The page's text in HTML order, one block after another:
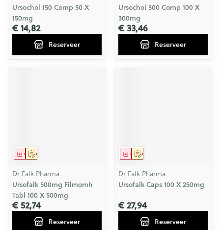
Ursochol 150 Comp 50 X
150mg
€ 14,82
Reserveer
Ursochol 300 Comp 100 X
300mg
€ 33,46
Reserveer
Op voorschrift
Geneesmiddel
Dr Falk Pharma
Ursofalk 500mg Filmomh
Tabl 100 X 500mg
€ 52,74
Reserveer
Op voorschrift
Geneesmiddel
Dr Falk Pharma
Ursofalk Caps 100 X 250mg
€ 27,94
Reserveer